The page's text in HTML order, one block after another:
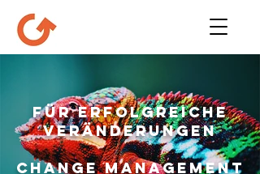
Für erfolgreiche
Veränderungen
Change Management